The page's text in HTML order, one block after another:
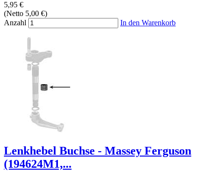
5,95 €
(Netto 5,00 €)
Anzahl
In den Warenkorb
Lenkhebel Buchse - Massey Ferguson
(194624M1,...